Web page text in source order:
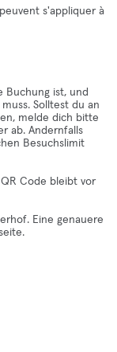
s'appliquer à
Buchung ist, und
Solltest du an
melde dich bitte
ab. Andernfalls
Besuchslimit
Code bleibt vor
Eine genauere